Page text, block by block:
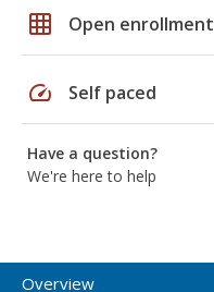
grid_on Open enrollment
speed Self paced
Have a question?
We're here to help
Overview